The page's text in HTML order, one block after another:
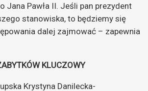
Jana Pawła II. Jeśli pan prezydent
stanowiska, to będziemy się
dalej zajmować – zapewnia
KLUCZOWY
Krystyna Danilecka-